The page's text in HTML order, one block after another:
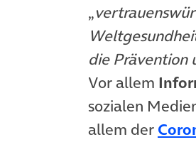
„
die Prävention
Vor allem
sozialen
allem der